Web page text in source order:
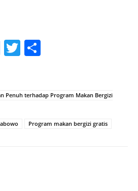
Fa
ok
T
r
Penuh terhadap Program Makan Bergizi
Program makan bergizi gratis